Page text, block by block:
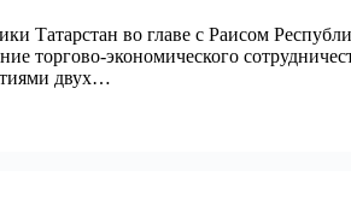
Татарстан во главе с Раисом
торгово-экономического
двух…